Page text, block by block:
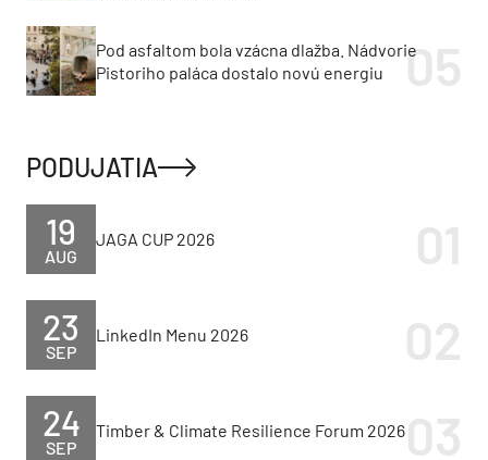
Pod asfaltom bola vzácna dlažba. Nádvorie
Pistoriho paláca dostalo novú energiu
PODUJATIA
AUG
19 JAGA CUP 2026
SEP
23 LinkedIn Menu 2026
SEP
24 Timber & Climate Resilience Forum 2026